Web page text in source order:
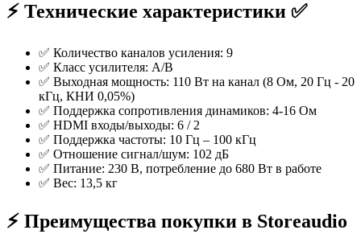
⚡️ Технические характеристики ✅
✅ Количество каналов усиления: 9
✅ Класс усилителя: A/B
✅ Выходная мощность: 110 Вт на канал (8 Ом, 20 Гц - 20
кГц, КНИ 0,05%)
✅ Поддержка сопротивления динамиков: 4-16 Ом
✅ HDMI входы/выходы: 6 / 2
✅ Поддержка частоты: 10 Гц – 100 кГц
✅ Отношение сигнал/шум: 102 дБ
✅ Питание: 230 В, потребление до 680 Вт в работе
✅ Вес: 13,5 кг
⚡️ Преимущества покупки в Storeaudio